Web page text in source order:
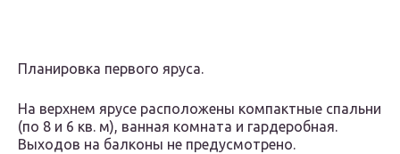
Планировка первого яруса.
На верхнем ярусе расположены компактные спальни
(по 8 и 6 кв. м), ванная комната и гардеробная.
Выходов на балконы не предусмотрено.